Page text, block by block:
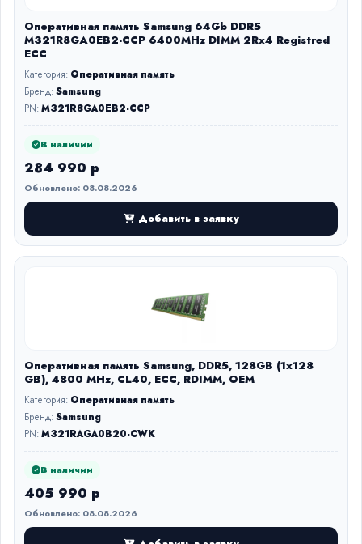
Оперативная память Samsung 64Gb DDR5
M321R8GA0EB2-CCP 6400MHz DIMM 2Rx4 Registred
ECC
Категория: Оперативная память
Бренд:Samsung
PN:M321R8GA0EB2-CCP
В наличии
284 990 р
Обновлено: 08.08.2026
Добавить в заявку
Оперативная память Samsung, DDR5, 128GB (1x128
GB), 4800 MHz, CL40, ECC, RDIMM, OEM
Категория: Оперативная память
Бренд:Samsung
PN:M321RAGA0B20-CWK
В наличии
405 990 р
Обновлено: 08.08.2026